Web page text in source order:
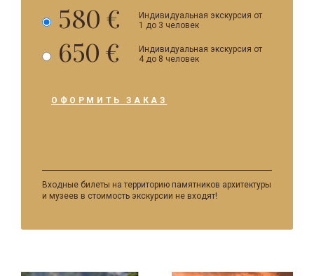
580 €
Индивидуальная экскурсия от
1 до 3 человек
650 €
Индивидуальная экскурсия от
4 до 8 человек
Музей
Дали
Музей
и
ОФОРМИТЬ ЗАКАЗ
Входные билеты на территорию памятников архитектуры
и музеев в стоимость экскурсии не входят!